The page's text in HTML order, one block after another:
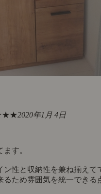
2020年1月 4日
す。
ン性と収納性を兼ね揃えて
るため雰囲気を統一できる